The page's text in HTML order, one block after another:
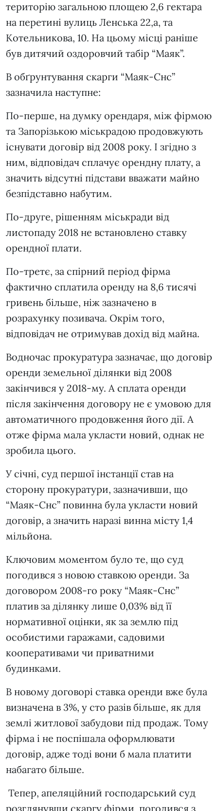
територію загальною площею 2,6 гектара
на перетині вулиць Ленська 22,а, та
Котельникова, 10. На цьому місці раніше
був дитячий оздоровчий табір “Маяк”.
В обґрунтування скарги “Маяк-Снс”
зазначила наступне:
По-перше, на думку орендаря, між фірмою
та Запорізькою міськрадою продовжують
існувати договір від 2008 року. І згідно з
ним, відповідач сплачує орендну плату, а
значить відсутні підстави вважати майно
безпідставно набутим.
По-друге, рішенням міськради від
листопаду 2018 не встановлено ставку
орендної плати.
По-третє, за спірний період фірма
фактично сплатила оренду на 8,6 тисячі
гривень більше, ніж зазначено в
розрахунку позивача. Окрім того,
відповідач не отримував дохід від майна.
Водночас прокуратура зазначає, що договір
оренди земельної ділянки від 2008
закінчився у 2018-му. А сплата оренди
після закінчення договору не є умовою для
автоматичного продовження його дії. А
отже фірма мала укласти новий, однак не
зробила цього.
У січні, суд першої інстанції став на
сторону прокуратури, зазначивши, що
“Маяк-Снс” повинна була укласти новий
договір, а значить наразі винна місту 1,4
мільйона.
Ключовим моментом було те, що суд
погодився з новою ставкою оренди. За
договором 2008-го року “Маяк-Снс”
платив за ділянку лише 0,03% від її
нормативної оцінки, як за землю під
особистими гаражами, садовими
кооперативами чи приватними
будинками.
В новому договорі ставка оренди вже була
визначена в 3%, у сто разів більше, як для
землі житлової забудови під продаж. Тому
фірма і не поспішала оформлювати
договір, адже тоді вони б мала платити
набагато більше.
Тепер, апеляційний господарський суд
розглянувши скаргу фірми, погодився з